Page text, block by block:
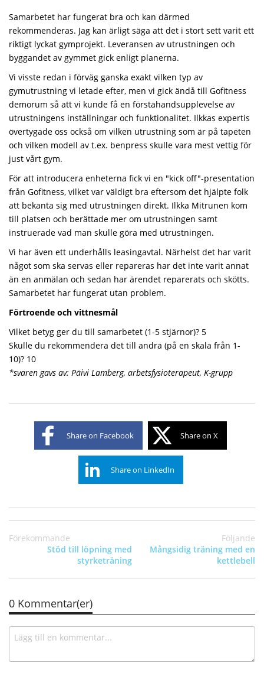
Samarbetet har fungerat bra och kan därmed
rekommenderas. Jag kan ärligt säga att det i stort sett varit ett
riktigt lyckat gymprojekt. Leveransen av utrustningen och
byggandet av gymmet gick enligt planerna.
Vi visste redan i förväg ganska exakt vilken typ av
gymutrustning vi letade efter, men vi gick ändå till Gofitness
demorum så att vi kunde få en förstahandsupplevelse av
utrustningens inställningar och funktionalitet. Ilkkas expertis
övertygade oss också om vilken utrustning som är på tapeten
och vilken modell av t.ex. benpress skulle vara mest vettig för
just vårt gym.
För att introducera enheterna fick vi en "kick off"-presentation
från Gofitness, vilket var väldigt bra eftersom det hjälpte folk
att bekanta sig med utrustningen direkt. Ilkka Mitrunen kom
till platsen och berättade mer om utrustningen samt
instruerade vad man skulle göra med utrustningen.
Vi har även ett underhålls leasingavtal. Närhelst det har varit
något som ska servas eller repareras har det inte varit annat
än en anmälan och sedan har ärendet reparerats och skötts.
Samarbetet har fungerat utan problem.
Förtroende och vittnesmål
Vilket betyg ger du till samarbetet (1-5 stjärnor)? 5
Skulle du rekommendera det till andra (på en skala från 1-
10)? 10
*svaren gavs av: Päivi Lamberg, arbetsfysioterapeut, K-grupp
Share on Facebook Share on X
Share on LinkedIn
Förekommande
Stöd till löpning med
styrketräning
Följande
Mångsidig träning med en
kettlebell
0 Kommentar(er)